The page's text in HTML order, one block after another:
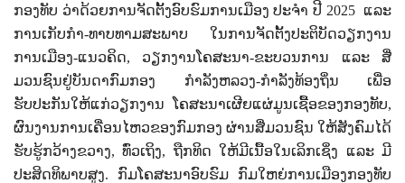
ກອງທັບ ວ່າດ້ວຍການຈັດຕັ້ງອົບຮົມການເມືອງ ປະຈໍາ ປີ 2025
ແລະ
ການເກັບກໍາ-ທາບທາມສະພາບ ໃນການຈັດຕັ້ງປະຕິບັດວຽກງານ
ການເມືອງ-ແນວຄິດ, ວຽກງານໂຄສະນາ-ຂະບວນການ ແລະ ສື່
ມວນຊົນຢູ່ບັນດາກົມກອງ ກຳລັງຫລວງ-ກຳລັງທ້ອງຖິ່ນ ເພື່ອ
ຮັບປະກັນໃຫ້ແກ່ວຽກງານ ໂຄສະນາເຜີຍແຜ່ມູນເຊື້ອຂອງກອງທັບ,
ຜົນງານການເຄື່ອນໄຫວຂອງກົມກອງ ຜ່ານສື່ມວນຊົນ ໃຫ້ສັງຄົມໄດ້
ຮັບຮູ້ກວ້າງຂວາງ,ທົ່ວເຖິງ, ຖືກທິດ ໃຫ້ມີເນື້ອໃນເລິກເຊິ່ງ ແລະ ມີ
ປະສິດທິພາບສູງ. ກົມໂຄສະນາອົບຮົມ ກົມໃຫຍ່ການເມືອງກອງທັບ